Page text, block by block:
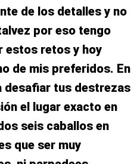
de los detalles y no
por eso tengo
estos retos y hoy
de mis preferidos. En
desafiar tus destrezas
el lugar exacto en
seis caballos en
que ser muy